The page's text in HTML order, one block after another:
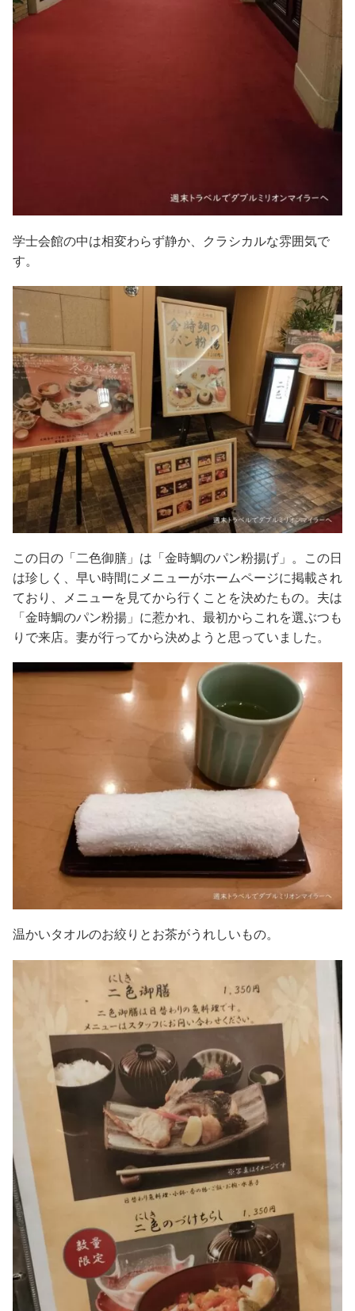
学士会館の中は相変わらず静か、クラシカルな雰囲気で
す。
この日の「二色御膳」は「金時鯛のパン粉揚げ」。この日
は珍しく、早い時間にメニューがホームページに掲載され
ており、メニューを見てから行くことを決めたもの。夫は
「金時鯛のパン粉揚」に惹かれ、最初からこれを選ぶつも
りで来店。妻が行ってから決めようと思っていました。
温かいタオルのお絞りとお茶がうれしいもの。